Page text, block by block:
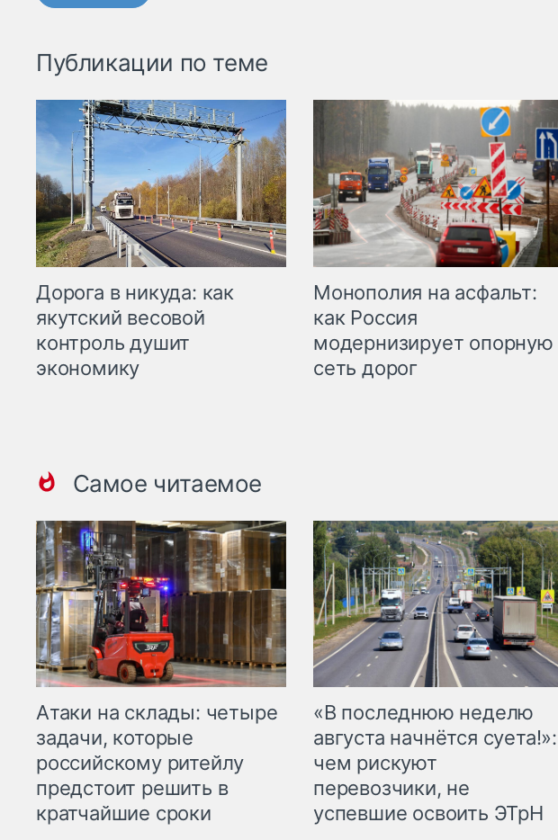
Публикации по теме
Дорога в никуда: как
якутский весовой
контроль душит
экономику
Монополия на асфальт:
как Россия
модернизирует опорную
сеть дорог
Самое читаемое
Атаки на склады: четыре
задачи, которые
российскому ритейлу
предстоит решить в
кратчайшие сроки
«В последнюю неделю
августа начнётся суета!»:
чем рискуют
перевозчики, не
успевшие освоить ЭТрН